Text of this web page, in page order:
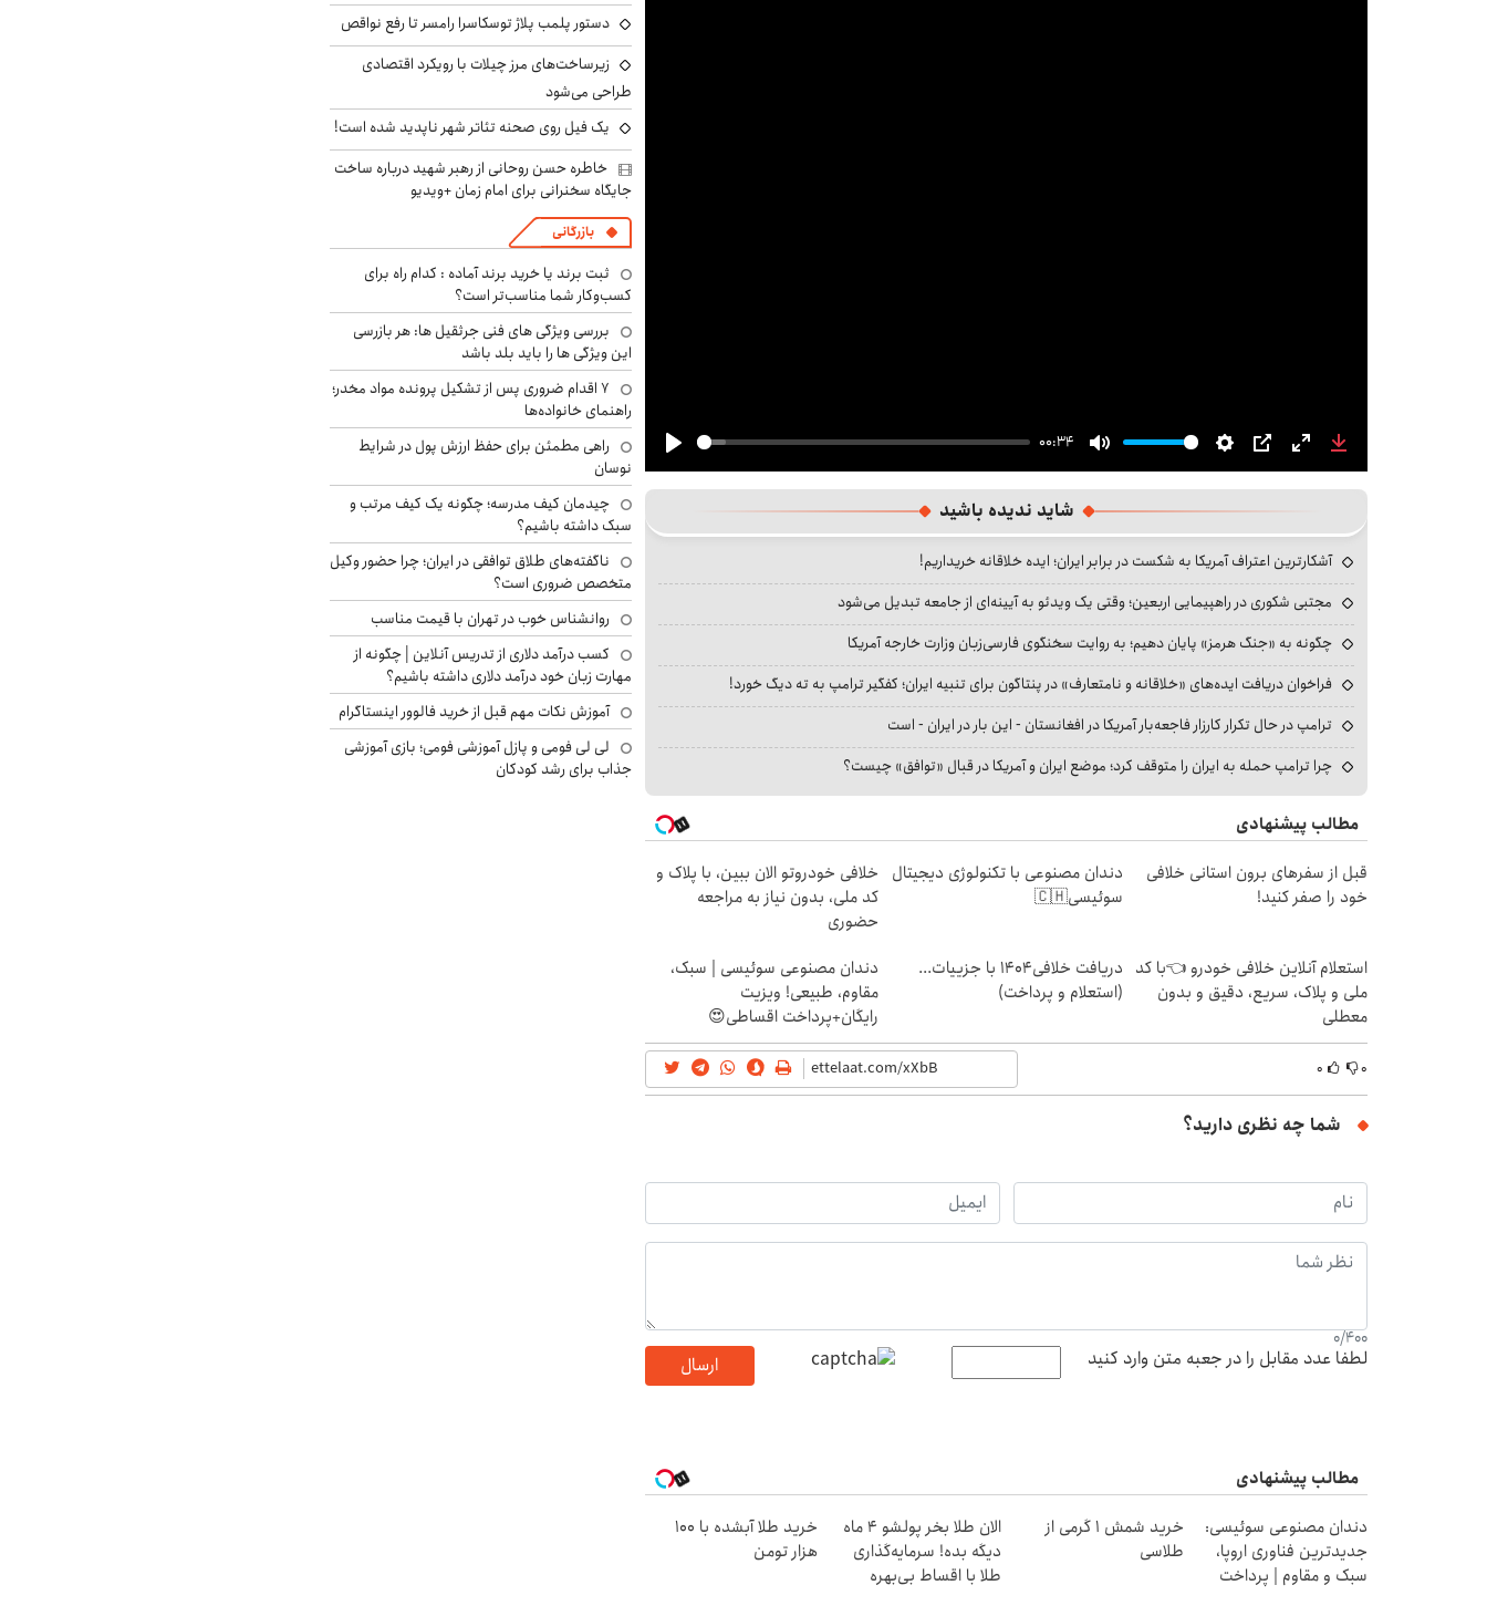
Play
00:34
Mute Settings
PIP Enter
fullscreen
Download
شاید ندیده باشید
آشکارترین اعتراف آمریکا به شکست در برابر ایران؛ ایده خلاقانه خریداریم!
مجتبی شکوری در راهپیمایی اربعین؛ وقتی یک ویدئو به آیینه‌ای از جامعه تبدیل می‌شود
چگونه به «جنگ هرمز» پایان دهیم؛ به روایت سخنگوی فارسی‌زبان وزارت خارجه آمریکا
فراخوان دریافت ایده‌های «خلاقانه و نامتعارف» در پنتاگون برای تنبیه ایران؛ کفگیر ترامپ به ته دیگ خورد!
ترامپ در حال تکرار کارزار فاجعه‌بار آمریکا در افغانستان - این بار در ایران - است
چرا ترامپ حمله به ایران را متوقف کرد؛ موضع ایران و آمریکا در قبال «توافق» چیست؟
مطالب پیشنهادی
قبل از سفرهای برون استانی خلافی
خود را صفر کنید!
دندان مصنوعی با تکنولوژی دیجیتال
سوئیسی🇨🇭
خلافی خودروتو الان ببین، با پلاک و
کد ملی، بدون نیاز به مراجعه
حضوری
استعلام آنلاین خلافی خودرو 👈با کد
ملی و پلاک، سریع، دقیق و بدون
معطلی
دریافت خلافی۱۴۰۴ با جزییات...
(استعلام و پرداخت)
دندان مصنوعی سوئیسی | سبک،
مقاوم، طبیعی! ویزیت
رایگان+پرداخت اقساطی😍
۰ ۰
شما چه نظری دارید؟
0/400
لطفا عدد مقابل را در جعبه متن وارد کنید ارسال
مطالب پیشنهادی
دندان مصنوعی سوئیسی:
جدیدترین فناوری اروپا،
سبک و مقاوم | پرداخت
خرید شمش 1 گرمی از
طلاسی
الان طلا بخر پولشو 4 ماه
دیگه بده! سرمایه‌گذاری
طلا با اقساط بی‌بهره
خرید طلا آبشده با 100
هزار تومن
دستور پلمب پلاژ توسکاسرا رامسر تا رفع نواقص
زیرساخت‌های مرز چیلات با رویکرد اقتصادی
طراحی می‌شود
یک فیل روی صحنه تئاتر شهر ناپدید شده است!
خاطره حسن روحانی از رهبر شهید درباره ساخت
جایگاه سخنرانی برای امام زمان +ویدیو
بازرگانی
ثبت برند یا خرید برند آماده : کدام راه برای
کسب‌وکار شما مناسب‌تر است؟
بررسی ویژگی های فنی جرثقیل ها: هر بازرسی
این ویژگی ها را باید بلد باشد
۷ اقدام ضروری پس از تشکیل پرونده مواد مخدر؛
راهنمای خانواده‌ها
راهی مطمئن برای حفظ ارزش پول در شرایط
نوسان
چیدمان کیف مدرسه؛ چگونه یک کیف مرتب و
سبک داشته باشیم؟
ناگفته‌های طلاق توافقی در ایران؛ چرا حضور وکیل
متخصص ضروری است؟
روانشناس خوب در تهران با قیمت مناسب
کسب درآمد دلاری از تدریس آنلاین | چگونه از
مهارت زبان خود درآمد دلاری داشته باشیم؟
آموزش نکات مهم قبل از خرید فالوور اینستاگرام
لی لی فومی و پازل آموزشی فومی؛ بازی آموزشی
جذاب برای رشد کودکان